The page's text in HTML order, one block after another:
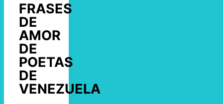
FRASES
DE
AMOR
DE
POETAS
DE
VENEZUELA